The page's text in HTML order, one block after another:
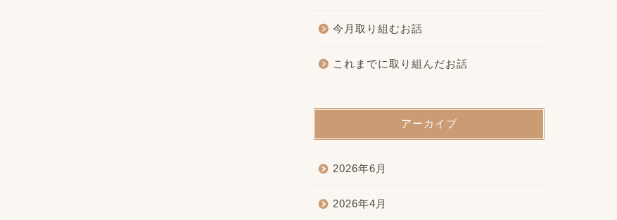
今月取り組むお話
これまでに取り組んだお話
アーカイブ
2026年6月
2026年4月